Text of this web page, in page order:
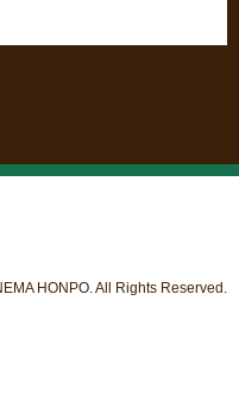
HONPO. All Rights Reserved.